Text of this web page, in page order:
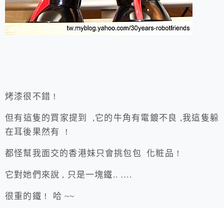
烤漆很不錯 !
但有這隻的買家提到 ,它的牛角有電鍍不良 ,我這隻躲
在耳後果然有 !
都怪幫我面交的香港妹只會挑包包 化粧品 !
它對她們來說 , 只是一塊鐵.. ….
很重的鐵 ! 哈 ~~